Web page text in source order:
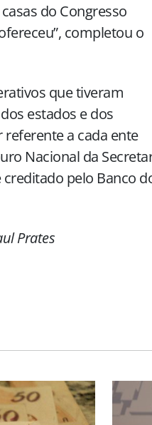
do Congresso
completou o
que tiveram
estados e dos
referente a cada ente
Nacional da
creditado pelo Banco
Prates